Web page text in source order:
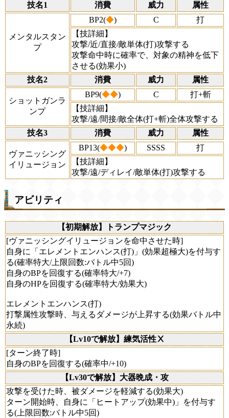
技名1 消費 威力 属性
メンタルスタン
プ
BP2(◆) C
打
【技詳細】
攻撃/近/直接/敵単体(打)攻撃する
攻撃命中時に確率で、対象の精神を低下
させる(効果小)
技名2
消費 威力 属性
ショットガンラ
ンプ
BP9(◆◆) C
打+斬
【技詳細】
攻撃/遠/間接/敵全体(打+斬)全体攻撃する
技名3
消費 威力 属性
ヴァニッシング
イリュージョン
BP13(◆◆◆) SSSS
打
【技詳細】
攻撃/遠/ディレイ/敵単体(打)攻撃する
アビリティ
【初期解放】トランプマジック
[ヴァニッシングイリュージョンを命中させた時]
自身に「エレメントエンハンス(打)」(効果超極大)を付与す
る(確率特大/上限回数:バトル中5回)
自身のBPを回復する(確率特大/+7)
自身のHPを回復する(確率特大/効果大)
エレメントエンハンス(打)
打撃属性攻撃時、与えるダメージが上昇する(効果バトル中
永続)
【Lv10で解放】練気活性Ⅹ
[ターン終了時]
自身のBPを回復する(確率中/+10)
【Lv30で解放】大器晩成・攻
攻撃を受けた時、被ダメージを軽減する(効果大)
ターン開始時、自身に「ヒートアップ(効果中)」を付与す
る(上限回数:バトル中5回)